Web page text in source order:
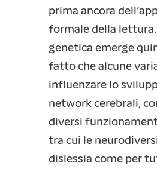
prima ancora
formale della
genetica emerge
fatto che alcune
influenzare lo
network cerebrali,
diversi
tra cui le
dislessia come per